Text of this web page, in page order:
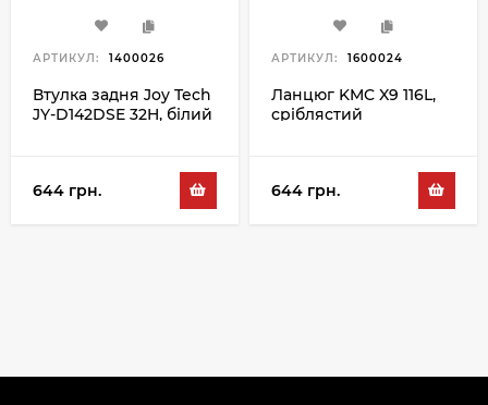
АРТИКУЛ: 1400026
Втулка задня Joy Tech
JY-D142DSE 32H, білий
644 грн.
АРТИКУЛ: 1600024
Ланцюг KMC X9 116L,
сріблястий
644 грн.